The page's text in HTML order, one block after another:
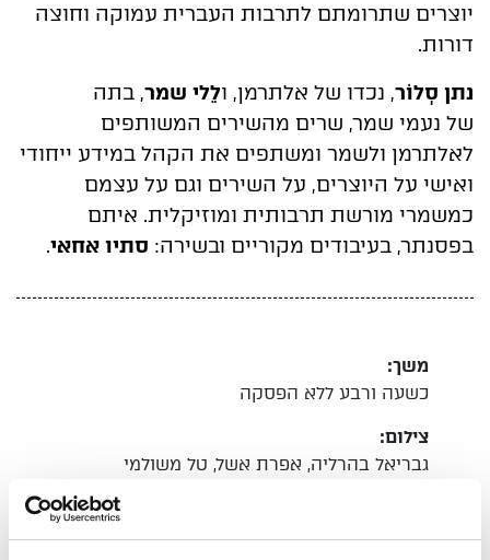
יוצרים שתרומתם לתרבות העברית עמוקה וחוצה
דורות.
נתן סְְלוֹר, נכדו של אלתרמן, ולֵֵלי שמר, בתה
של נעמי שמר, שרים מהשירים המשותפים
לאלתרמן ולשמר ומשתפים את הקהל במידע ייחודי
ואישי על היוצרים, על השירים וגם על עצמם
כמשמרי מורשת תרבותית ומוזיקלית. איתם
בפסנתר, בעיבודים מקוריים ובשירה: סתיו אחאי.
משך:
כשעה ורבע ללא הפסקה
צילום:
גבריאל בהרליה, אפרת אשל, טל משולמי
הכניסה מגיל שנתיים ומעלה | כל גיל חייב בכרטיס |